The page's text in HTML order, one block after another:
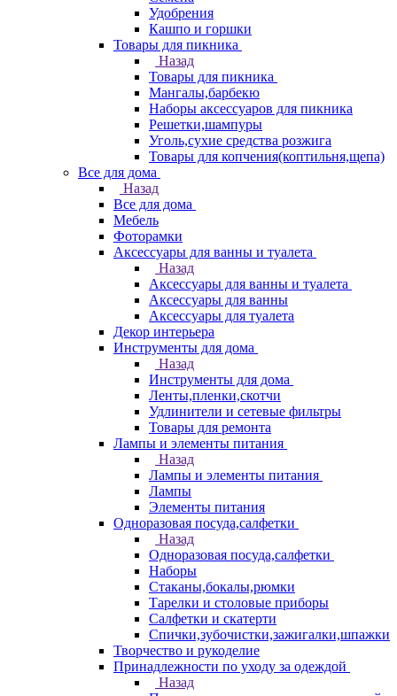
Удобрения
Кашпо и горшки
Товары для пикника
Назад
Товары для пикника
Мангалы,барбекю
Наборы аксессуаров для пикника
Решетки,шампуры
Уголь,сухие средства розжига
Товары для копчения(коптильня,щепа)
Все для дома
Назад
Все для дома
Мебель
Фоторамки
Аксессуары для ванны и туалета
Назад
Аксессуары для ванны и туалета
Аксессуары для ванны
Аксессуары для туалета
Декор интерьера
Инструменты для дома
Назад
Инструменты для дома
Ленты,пленки,скотчи
Удлинители и сетевые фильтры
Товары для ремонта
Лампы и элементы питания
Назад
Лампы и элементы питания
Лампы
Элементы питания
Одноразовая посуда,салфетки
Назад
Одноразовая посуда,салфетки
Наборы
Стаканы,бокалы,рюмки
Тарелки и столовые приборы
Салфетки и скатерти
Спички,зубочистки,зажигалки,шпажки
Творчество и рукоделие
Принадлежности по уходу за одеждой
Назад